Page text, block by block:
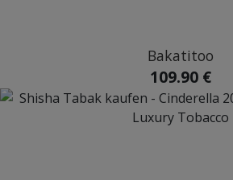
Bakatitoo
109.90 €